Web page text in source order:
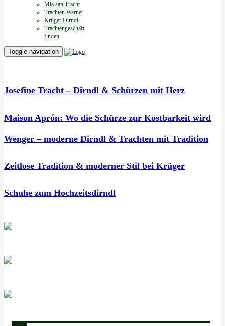
Mia san Tracht
Trachten Werner
Krüger Dirndl
Trachtengeschäft
finden
Toggle navigation
Josefine Tracht – Dirndl & Schürzen mit Herz
Maison Aprón: Wo die Schürze zur Kostbarkeit wird
Wenger – moderne Dirndl & Trachten mit Tradition
Zeitlose Tradition & moderner Stil bei Krüger
Schuhe zum Hochzeitsdirndl